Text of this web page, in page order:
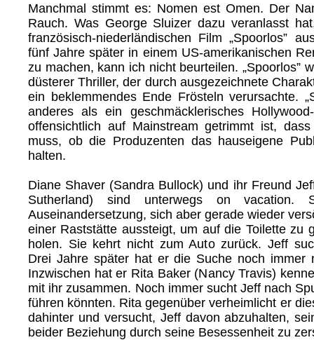
Manchmal stimmt es: Nomen est Omen. Der
Rauch. Was George Sluizer dazu veranlasst
französisch-niederländischen Film „Spoorlos”
fünf Jahre später in einem US-amerikanischen
zu machen, kann ich nicht beurteilen. „Spoorlos”
düsterer Thriller, der durch ausgezeichnete
ein beklemmendes Ende Frösteln verursachte.
anderes als ein geschmäcklerisches
offensichtlich auf Mainstream getrimmt ist,
muss, ob die Produzenten das hauseigene
halten.
Diane Shaver (Sandra Bullock) und ihr Freund
Sutherland) sind unterwegs on vacation.
Auseinandersetzung, sich aber gerade wieder
einer Raststätte aussteigt, um auf die Toilette zu
holen. Sie kehrt nicht zum Auto zurück. Jeff
Drei Jahre später hat er die Suche noch immer
Inzwischen hat er Rita Baker (Nancy Travis)
mit ihr zusammen. Noch immer sucht Jeff nach
führen könnten. Rita gegenüber verheimlicht er
dahinter und versucht, Jeff davon abzuhalten,
beider Beziehung durch seine Besessenheit zu